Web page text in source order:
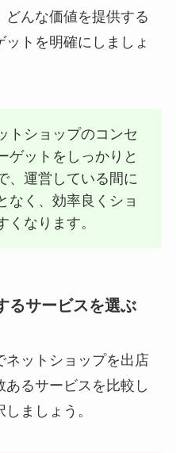
どんな価値を提供する
トを明確にしましょ
トショップのコンセ
ゲットをしっかりと
、運営している間に
なく、効率良くショ
くなります。
るサービスを選ぶ
ネットショップを出店
るサービスを比較し
ましょう。